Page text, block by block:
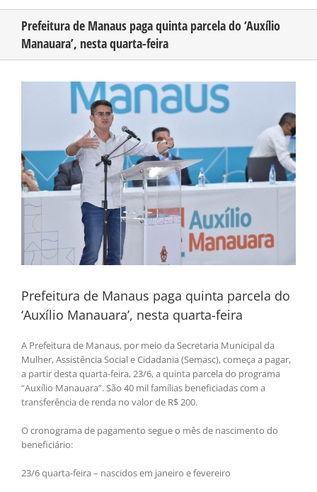
CONHEÇA O AMAZONAS
Prefeitura de Manaus paga quinta parcela do ‘Auxílio
Manauara’, nesta quarta-feira
Prefeitura de Manaus paga quinta parcela do
‘Auxílio Manauara’, nesta quarta-feira
A Prefeitura de Manaus, por meio da Secretaria Municipal da
Mulher, Assistência Social e Cidadania (Semasc), começa a pagar,
a partir desta quarta-feira, 23/6, a quinta parcela do programa
“Auxílio Manauara”. São 40 mil famílias beneficiadas com a
transferência de renda no valor de R$ 200.
O cronograma de pagamento segue o mês de nascimento do
beneficiário:
23/6 quarta-feira – nascidos em janeiro e fevereiro